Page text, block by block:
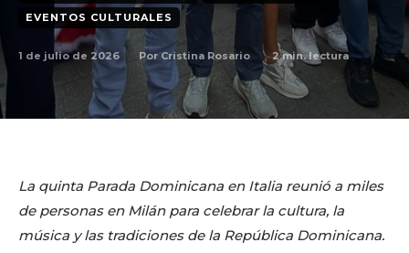
EVENTOS CULTURALES
1 de julio de 2026 Por Cristina Rosario 2min. lectura
La quinta Parada Dominicana en Italia reunió a miles
de personas en Milán para celebrar la cultura, la
música y las tradiciones de la República Dominicana.